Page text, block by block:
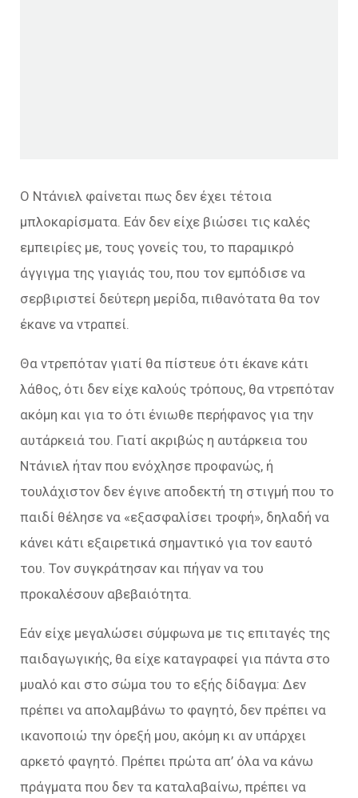
Ο Ντάνιελ φαίνεται πως δεν έχει τέτοια
μπλοκαρίσματα. Εάν δεν είχε βιώσει τις καλές
εμπειρίες µε, τους γονείς του, το παραμικρό
άγγιγμα της γιαγιάς του, που τον εμπόδισε να
σερβιριστεί δεύτερη μερίδα, πιθανότατα θα τον
έκανε να ντραπεί.
Θα ντρεπόταν γιατί θα πίστευε ότι έκανε κάτι
λάθος, ότι δεν είχε καλούς τρόπους, θα ντρεπόταν
ακόμη και για το ότι ένιωθε περήφανος για την
αυτάρκειά του. Γιατί ακριβώς η αυτάρκεια του
Ντάνιελ ήταν που ενόχλησε προφανώς, ή
τουλάχιστον δεν έγινε αποδεκτή τη στιγμή που το
παιδί θέλησε να «εξασφαλίσει τροφή», δηλαδή να
κάνει κάτι εξαιρετικά σημαντικό για τον εαυτό
του. Τον συγκράτησαν και πήγαν να του
προκαλέσουν αβεβαιότητα.
Εάν είχε μεγαλώσει σύμφωνα µε τις επιταγές της
παιδαγωγικής, θα είχε καταγραφεί για πάντα στο
μυαλό και στο σώμα του το εξής δίδαγμα: Δεν
πρέπει να απολαμβάνω το φαγητό, δεν πρέπει να
ικανοποιώ την όρεξή µου, ακόμη κι αν υπάρχει
αρκετό φαγητό. Πρέπει πρώτα απ’ όλα να κάνω
πράγματα που δεν τα καταλαβαίνω, πρέπει να